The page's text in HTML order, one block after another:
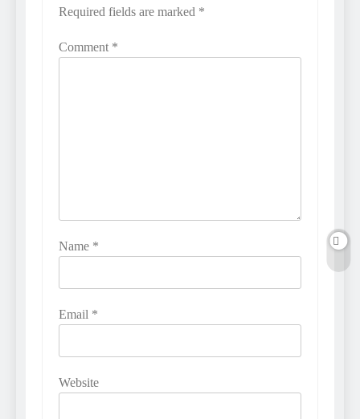
Required fields are marked *
Comment *
Name *
Email *
Website